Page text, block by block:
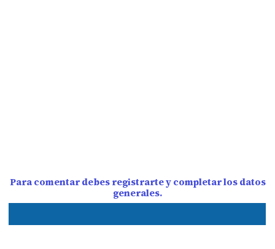
Para comentar debes registrarte y completar los datos
generales.